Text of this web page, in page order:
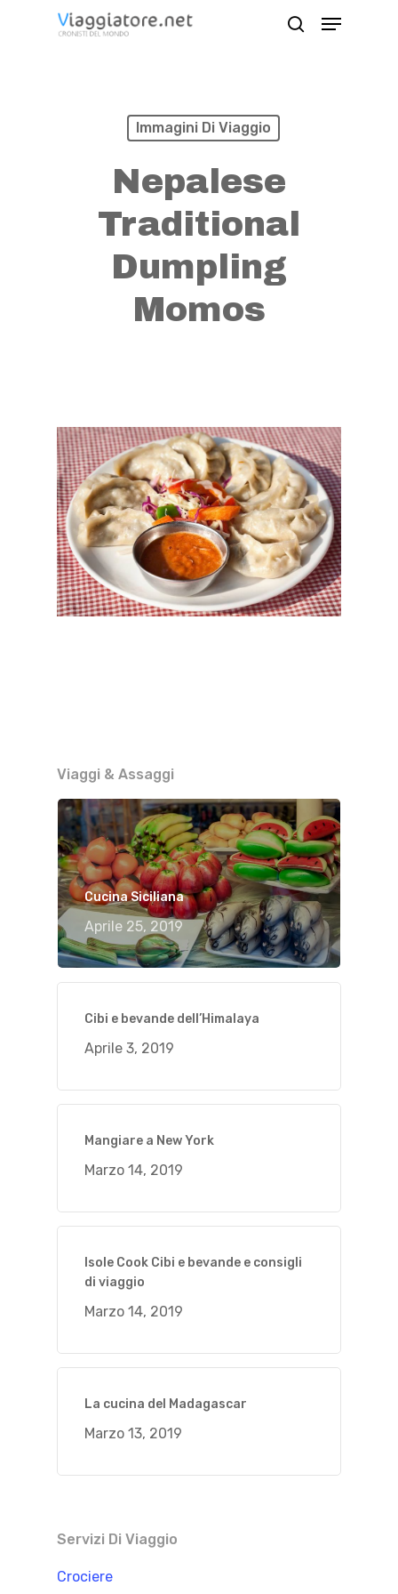
Menu
Immagini Di Viaggio
Nepalese
Traditional
Dumpling
Momos
Viaggi & Assaggi
Cucina Siciliana
Aprile 25, 2019
Cibi e bevande dell’Himalaya
Aprile 3, 2019
Mangiare a New York
Marzo 14, 2019
Isole Cook Cibi e bevande e consigli
di viaggio
Marzo 14, 2019
La cucina del Madagascar
Marzo 13, 2019
Servizi Di Viaggio
Crociere